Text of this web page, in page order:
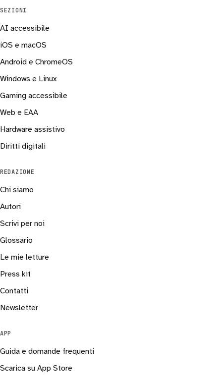
SEZIONI
AI accessibile
iOS e macOS
Android e ChromeOS
Windows e Linux
Gaming accessibile
Web e EAA
Hardware assistivo
Diritti digitali
REDAZIONE
Chi siamo
Autori
Scrivi per noi
Glossario
Le mie letture
Press kit
Contatti
Newsletter
APP
Guida e domande frequenti
Scarica su App Store